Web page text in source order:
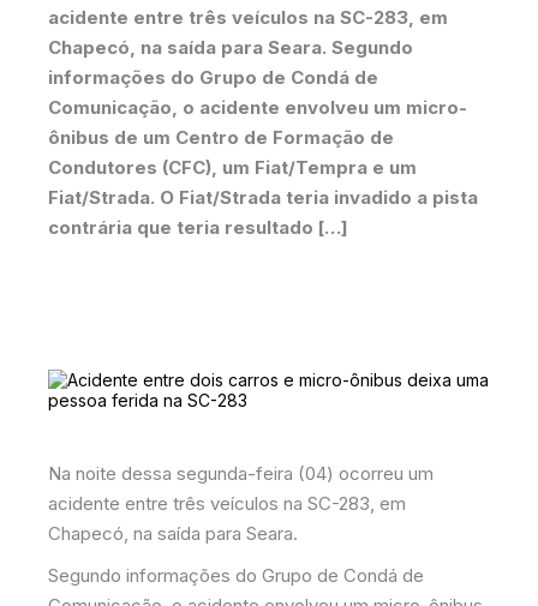
acidente entre três veículos na SC-283, em
Chapecó, na saída para Seara. Segundo
informações do Grupo de Condá de
Comunicação, o acidente envolveu um micro-
ônibus de um Centro de Formação de
Condutores (CFC), um Fiat/Tempra e um
Fiat/Strada. O Fiat/Strada teria invadido a pista
contrária que teria resultado […]
Na noite dessa segunda-feira (04) ocorreu um
acidente entre três veículos na SC-283, em
Chapecó, na saída para Seara.
Segundo informações do Grupo de Condá de